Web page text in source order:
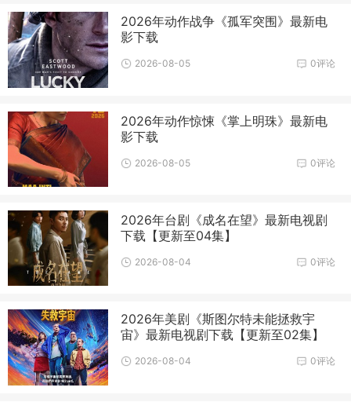
2026年动作战争《孤军突围》最新电
影下载
0评论
2026-08-05
2026年动作惊悚《掌上明珠》最新电
影下载
0评论
2026-08-05
2026年台剧《成名在望》最新电视剧
下载【更新至04集】
0评论
2026-08-04
2026年美剧《斯图尔特未能拯救宇
宙》最新电视剧下载【更新至02集】
0评论
2026-08-04